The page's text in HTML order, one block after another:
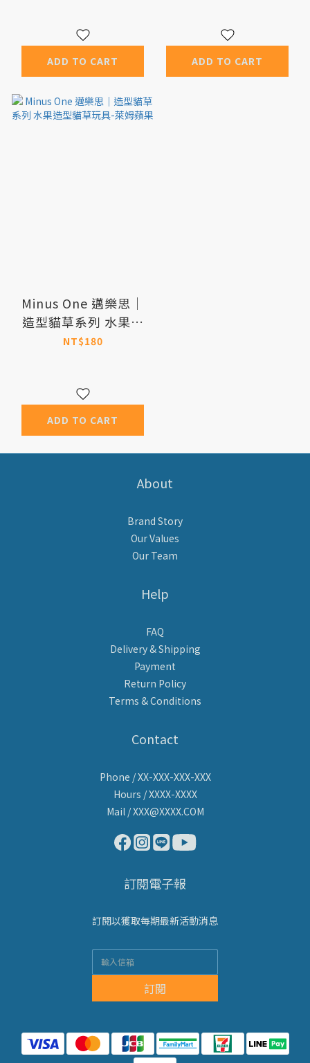
ADD TO CART ADD TO CART
Minus One 邁樂思｜
造型貓草系列 水果造
型貓草玩具-萊姆蘋果
NT$180
ADD TO CART
About
Brand Story
Our Values
Our Team
Help
FAQ
Delivery & Shipping
Payment
Return Policy
Terms & Conditions
Contact
Phone / XX-XXX-XXX-XXX
Hours / XXXX-XXXX
Mail / XXX@XXXX.COM
訂閱電子報
訂閱以獲取每期最新活動消息
訂閱